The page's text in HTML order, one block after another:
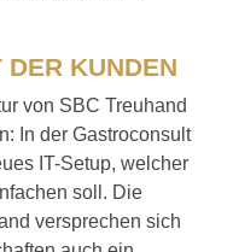
KUNDEN
von SBC Treuhand
In der Gastroconsult
IT-Setup, welcher
soll. Die
versprechen sich